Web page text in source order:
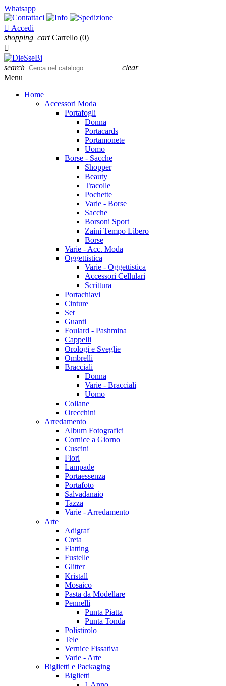
Whatsapp
 Accedi
shopping_cart Carrello (0)

search
clear
Menu
Home
Accessori Moda
Portafogli
Donna
Portacards
Portamonete
Uomo
Borse - Sacche
Shopper
Beauty
Tracolle
Pochette
Varie - Borse
Sacche
Borsoni Sport
Zaini Tempo Libero
Borse
Varie - Acc. Moda
Oggettistica
Varie - Oggettistica
Accessori Cellulari
Scrittura
Portachiavi
Cinture
Set
Guanti
Foulard - Pashmina
Cappelli
Orologi e Sveglie
Ombrelli
Bracciali
Donna
Varie - Bracciali
Uomo
Collane
Orecchini
Arredamento
Album Fotografici
Cornice a Giorno
Cuscini
Fiori
Lampade
Portaessenza
Portafoto
Salvadanaio
Tazza
Varie - Arredamento
Arte
Adigraf
Creta
Flatting
Fustelle
Glitter
Kristall
Mosaico
Pasta da Modellare
Pennelli
Punta Piatta
Punta Tonda
Polistirolo
Tele
Vernice Fissativa
Varie - Arte
Biglietti e Packaging
Biglietti